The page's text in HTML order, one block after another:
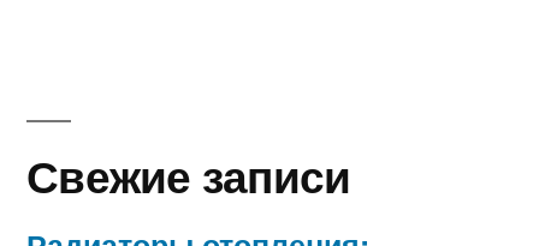
Свежие записи